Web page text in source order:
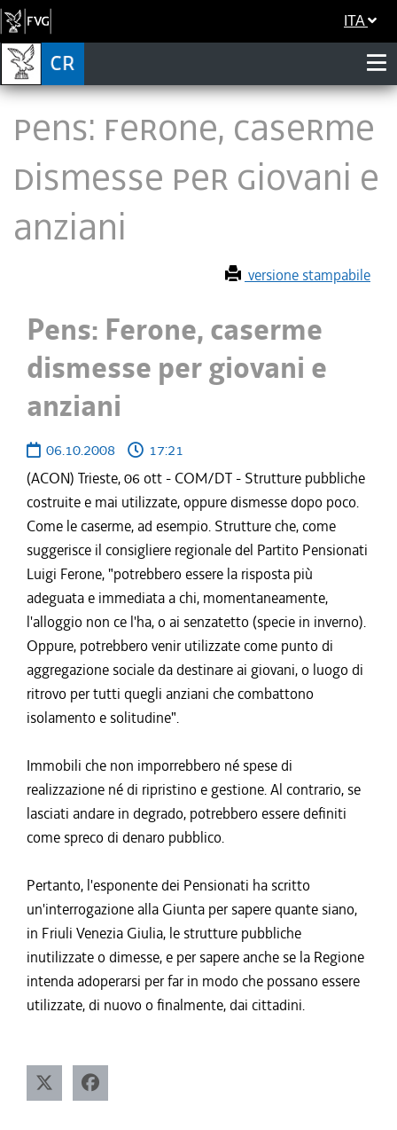
ITA
Pens: Ferone, caserme
dismesse per giovani e
anziani
versione stampabile
Pens: Ferone, caserme
dismesse per giovani e
anziani
06.10.2008
17:21
(ACON) Trieste, 06 ott - COM/DT - Strutture pubbliche
costruite e mai utilizzate, oppure dismesse dopo poco.
Come le caserme, ad esempio. Strutture che, come
suggerisce il consigliere regionale del Partito Pensionati
Luigi Ferone, "potrebbero essere la risposta più
adeguata e immediata a chi, momentaneamente,
l'alloggio non ce l'ha, o ai senzatetto (specie in inverno).
Oppure, potrebbero venir utilizzate come punto di
aggregazione sociale da destinare ai giovani, o luogo di
ritrovo per tutti quegli anziani che combattono
isolamento e solitudine".
Immobili che non imporrebbero né spese di
realizzazione né di ripristino e gestione. Al contrario, se
lasciati andare in degrado, potrebbero essere definiti
come spreco di denaro pubblico.
Pertanto, l'esponente dei Pensionati ha scritto
un'interrogazione alla Giunta per sapere quante siano,
in Friuli Venezia Giulia, le strutture pubbliche
inutilizzate o dimesse, e per sapere anche se la Regione
intenda adoperarsi per far in modo che possano essere
utilizzate, di nuovo o finalmente, dai cittadini.